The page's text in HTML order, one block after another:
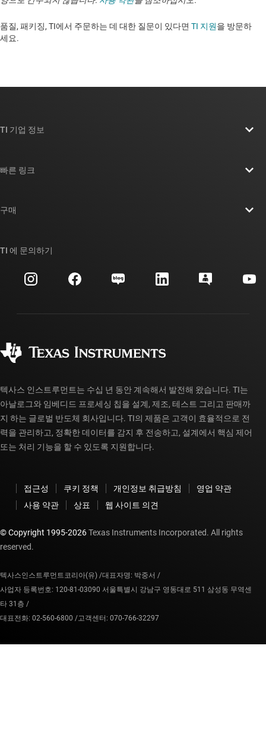
품질, 패키징, TI에서 주문하는 데 대한 질문이 있다면 TI 지원을 방문하
세요. ​​​​​​​​​​​​​​
TI 기업 정보
투자 관계
제조
빠른 링크
대체품 검색
고객 지원 센터
myTI 계정 FAQ
구매
주문 FAQ
TI 에 문의하기
텍사스 인스트루먼트는 수십 년 동안 계속해서 발전해 왔습니다. TI는
아날로그와 임베디드 프로세싱 칩을 설계, 제조, 테스트 그리고 판매까
지 하는 글로벌 반도체 회사입니다. TI의 제품은 고객이 효율적으로 전
력을 관리하고, 정확한 데이터를 감지 후 전송하고, 설계에서 핵심 제어
또는 처리 기능을 할 수 있도록 지원합니다.
접근성 쿠키 정책 개인정보 취급방침
영업 약관
사용 약관
상표 웹 사이트 의견
© Copyright 1995-2026Texas Instruments Incorporated. All rights
reserved.
텍사스인스트루먼트코리아(유) /대표자명: 박중서 /
사업자 등록번호: 120-81-03090 서울특별시 강남구 영동대로 511 삼성동 무역센
타 31층 /
대표전화: 02-560-6800 /고객센터: 070-766-32297